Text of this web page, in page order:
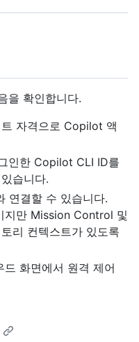
을 확인합니다.
자격으로 Copilot 액
인한 Copilot CLI ID를
습니다.
연결할 수 있습니다.
지만 Mission Control 및
리 컨텍스트가 있도록
화면에서 원격 제어